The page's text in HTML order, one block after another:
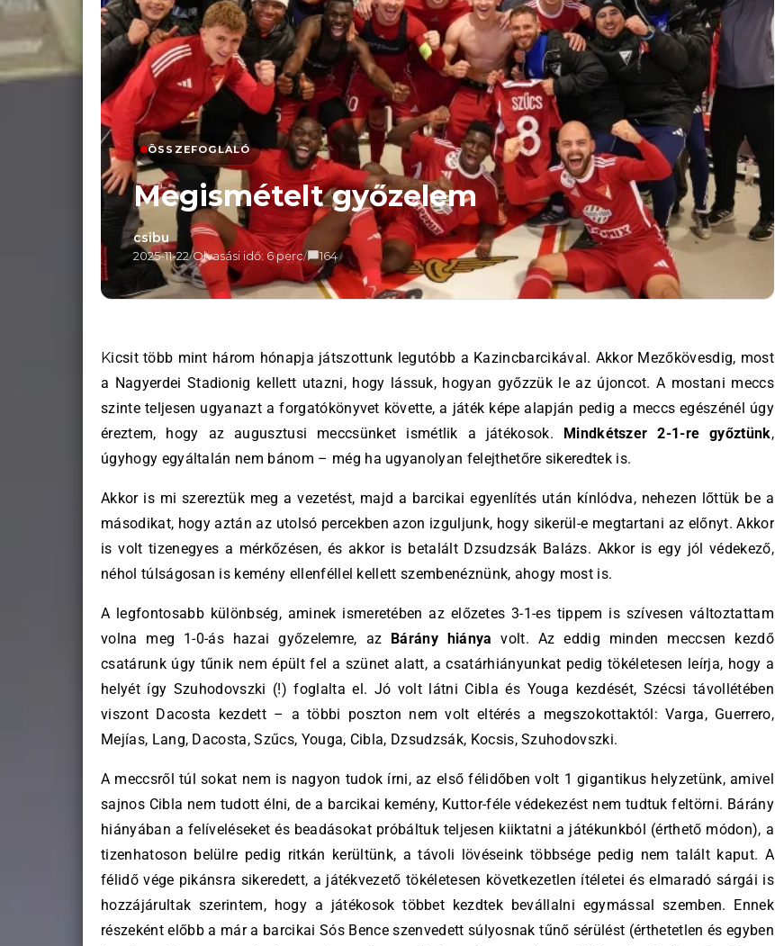
ÖSSZEFOGLALÓ
Megismételt győzelem
csibu
2025-11-22/Olvasási idő: 6 perc/ 164
Kicsit több mint három hónapja játszottunk legutóbb a Kazincbarcikával. Akkor Mezőkövesdig, most
a Nagyerdei Stadionig kellett utazni, hogy lássuk, hogyan győzzük le az újoncot. A mostani meccs
szinte teljesen ugyanazt a forgatókönyvet követte, a játék képe alapján pedig a meccs egészénél úgy
éreztem, hogy az augusztusi meccsünket ismétlik a játékosok. Mindkétszer 2-1-re győztünk,
úgyhogy egyáltalán nem bánom – még ha ugyanolyan felejthetőre sikeredtek is.
Akkor is mi szereztük meg a vezetést, majd a barcikai egyenlítés után kínlódva, nehezen lőttük be a
másodikat, hogy aztán az utolsó percekben azon izguljunk, hogy sikerül-e megtartani az előnyt. Akkor
is volt tizenegyes a mérkőzésen, és akkor is betalált Dzsudzsák Balázs. Akkor is egy jól védekező,
néhol túlságosan is kemény ellenféllel kellett szembenéznünk, ahogy most is.
A legfontosabb különbség, aminek ismeretében az előzetes 3-1-es tippem is szívesen változtattam
volna meg 1-0-ás hazai győzelemre, az Bárány hiánya volt. Az eddig minden meccsen kezdő
csatárunk úgy tűnik nem épült fel a szünet alatt, a csatárhiányunkat pedig tökéletesen leírja, hogy a
helyét így Szuhodovszki (!) foglalta el. Jó volt látni Cibla és Youga kezdését, Szécsi távollétében
viszont Dacosta kezdett – a többi poszton nem volt eltérés a megszokottaktól: Varga, Guerrero,
Mejías, Lang, Dacosta, Szűcs, Youga, Cibla, Dzsudzsák, Kocsis, Szuhodovszki.
A meccsről túl sokat nem is nagyon tudok írni, az első félidőben volt 1 gigantikus helyzetünk, amivel
sajnos Cibla nem tudott élni, de a barcikai kemény, Kuttor-féle védekezést nem tudtuk feltörni. Bárány
hiányában a felíveléseket és beadásokat próbáltuk teljesen kiiktatni a játékunkból (érthető módon), a
tizenhatoson belülre pedig ritkán kerültünk, a távoli lövéseink többsége pedig nem talált kaput. A
félidő vége pikánsra sikeredett, a játékvezető tökéletesen következetlen ítéletei és elmaradó sárgái is
hozzájárultak szerintem, hogy a játékosok többet kezdtek bevállalni egymással szemben. Ennek
részeként előbb a már a barcikai Sós Bence szenvedett súlyosnak tűnő sérülést (érthetetlen és egyben